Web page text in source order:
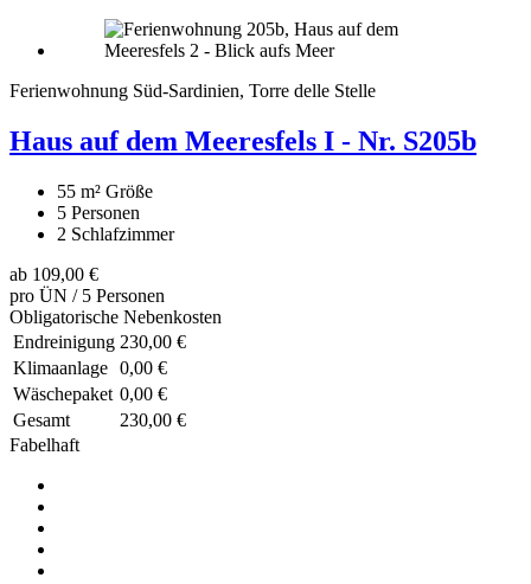
Ferienwohnung Süd-Sardinien, Torre delle Stelle
Haus auf dem Meeresfels I - Nr. S205b
55 m² Größe
5 Personen
2 Schlafzimmer
ab 109,00 €
pro ÜN / 5 Personen
Obligatorische Nebenkosten
Endreinigung 230,00 €
Klimaanlage 0,00 €
Wäschepaket 0,00 €
Gesamt
230,00 €
Fabelhaft